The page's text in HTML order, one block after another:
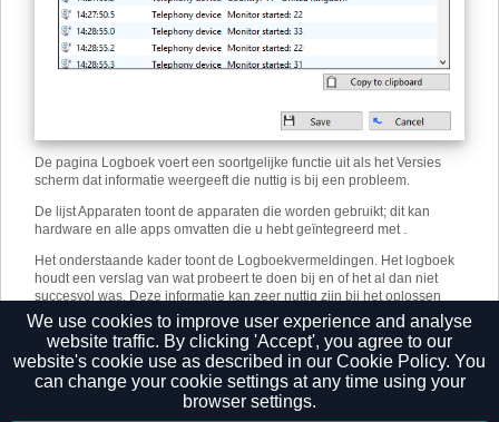
De pagina Logboek voert een soortgelijke functie uit als het Versies
scherm dat informatie weergeeft die nuttig is bij een probleem.
De lijst Apparaten toont de apparaten die worden gebruikt; dit kan
hardware en alle apps omvatten die u hebt geïntegreerd met .
Het onderstaande kader toont de Logboekvermeldingen. Het logboek
houdt een verslag van wat probeert te doen bij en of het al dan niet
succesvol was. Deze informatie kan zeer nuttig zijn bij het oplossen
van een probleem; klikt u op de knop Kopiëren naar klembord en plak
de informatie in een document.
We use cookies to improve user experience and analyse
website traffic. By clicking 'Accept', you agree to our
website's cookie use as described in our Cookie Policy. You
can change your cookie settings at any time using your
browser settings.